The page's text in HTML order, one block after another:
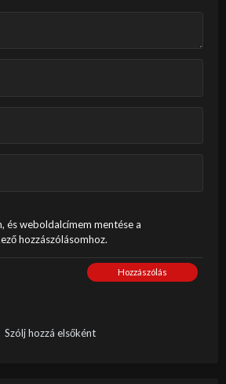
és weboldalcímem mentése a
hozzászólásomhoz.
Hozzászólás
Szólj hozzá elsőként